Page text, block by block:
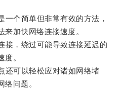
个简单但非常有效的方法，
加快网络连接速度。
，绕过可能导致连接延迟的
。
可以轻松应对诸如网络堵
络问题。